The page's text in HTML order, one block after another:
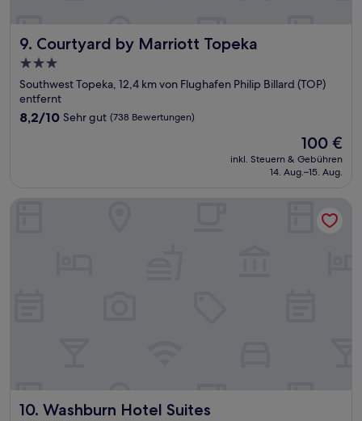
9. Courtyard by Marriott Topeka
Courtyard by Marriott Topeka
3.0-
Sterne-
Unterkunft
Southwest Topeka, 12,4 km von Flughafen Philip Billard (TOP)
entfernt
8.2
Bewertungen)
8,2/10 Sehr gut (738 Bewertungen)
Der
Preis
beträgt
100 €
inkl. Steuern & Gebühren
14. Aug.–15. Aug.
10. Washburn Hotel Suites
Washburn Hotel Suites
Washburn Hotel Suites